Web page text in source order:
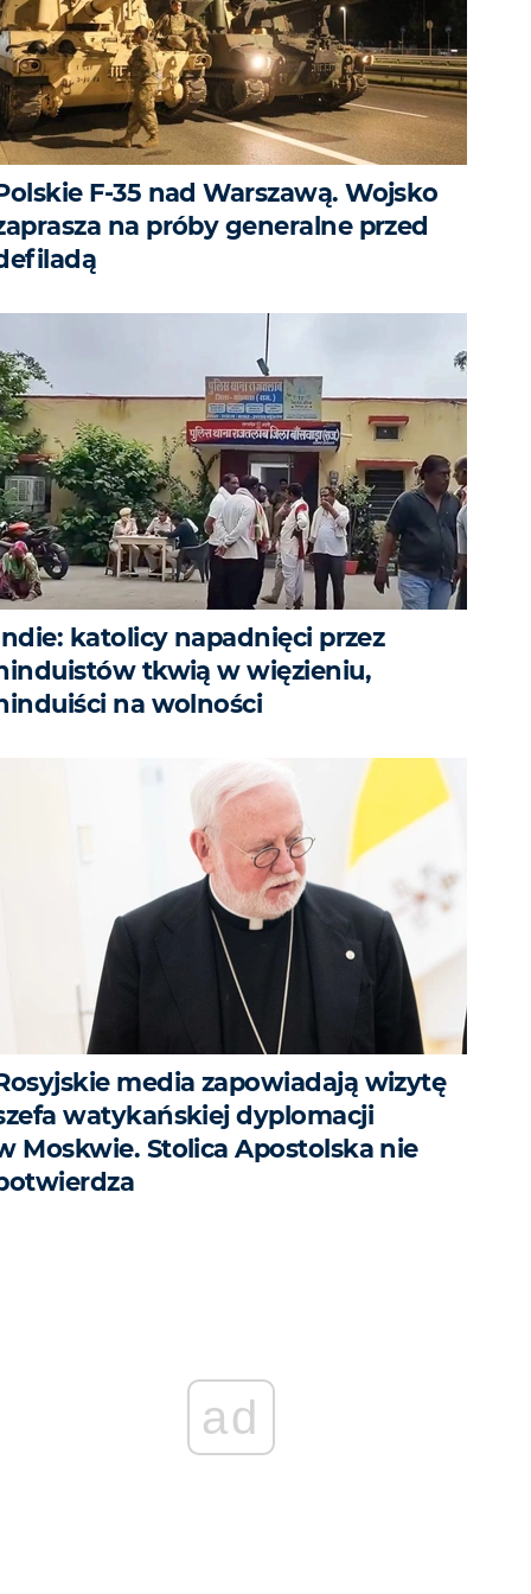
F-35 nad Warszawą. Wojsko
na próby generalne przed
katolicy napadnięci przez
tkwią w więzieniu,
na wolności
media zapowiadają wizytę
watykańskiej dyplomacji
Moskwie. Stolica Apostolska nie
ad